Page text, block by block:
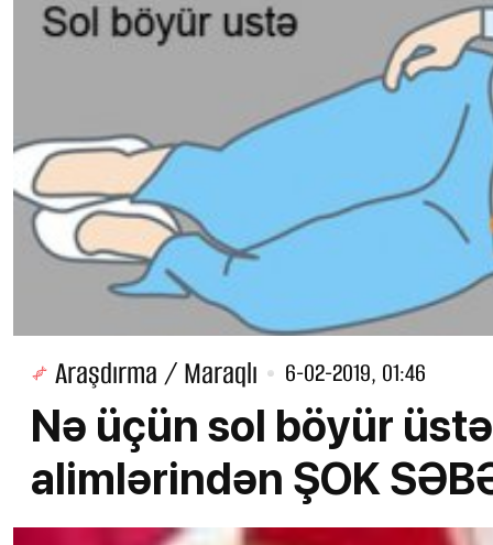
Araşdırma / Maraqlı 6-02-2019, 01:46
Nə üçün sol böyür
alimlərindən ŞOK